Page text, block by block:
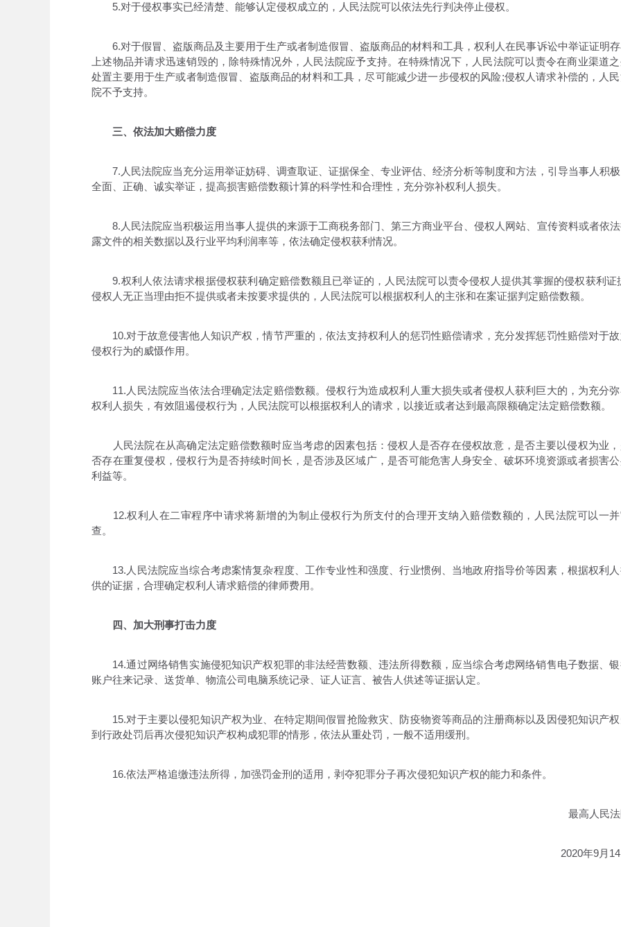
5.对于侵权事实已经清楚、能够认定侵权成立的，人民法院可以依法先行判决停止侵权。
6.对于假冒、盗版商品及主要用于生产或者制造假冒、盗版商品的材料和工具，权利人在民事诉讼中举证证明
上述物品并请求迅速销毁的，除特殊情况外，人民法院应予支持。在特殊情况下，人民法院可以责令在商业渠道
处置主要用于生产或者制造假冒、盗版商品的材料和工具，尽可能减少进一步侵权的风险;侵权人请求补偿的，人
院不予支持。
三、依法加大赔偿力度
7.人民法院应当充分运用举证妨碍、调查取证、证据保全、专业评估、经济分析等制度和方法，引导当事人积
全面、正确、诚实举证，提高损害赔偿数额计算的科学性和合理性，充分弥补权利人损失。
8.人民法院应当积极运用当事人提供的来源于工商税务部门、第三方商业平台、侵权人网站、宣传资料或者依
露文件的相关数据以及行业平均利润率等，依法确定侵权获利情况。
9.权利人依法请求根据侵权获利确定赔偿数额且已举证的，人民法院可以责令侵权人提供其掌握的侵权获利证
侵权人无正当理由拒不提供或者未按要求提供的，人民法院可以根据权利人的主张和在案证据判定赔偿数额。
10.对于故意侵害他人知识产权，情节严重的，依法支持权利人的惩罚性赔偿请求，充分发挥惩罚性赔偿对于
侵权行为的威慑作用。
11.人民法院应当依法合理确定法定赔偿数额。侵权行为造成权利人重大损失或者侵权人获利巨大的，为充分
权利人损失，有效阻遏侵权行为，人民法院可以根据权利人的请求，以接近或者达到最高限额确定法定赔偿数额。
人民法院在从高确定法定赔偿数额时应当考虑的因素包括：侵权人是否存在侵权故意，是否主要以侵权为业
否存在重复侵权，侵权行为是否持续时间长，是否涉及区域广，是否可能危害人身安全、破坏环境资源或者损害
利益等。
12.权利人在二审程序中请求将新增的为制止侵权行为所支付的合理开支纳入赔偿数额的，人民法院可以一
查。
13.人民法院应当综合考虑案情复杂程度、工作专业性和强度、行业惯例、当地政府指导价等因素，根据权利
供的证据，合理确定权利人请求赔偿的律师费用。
四、加大刑事打击力度
14.通过网络销售实施侵犯知识产权犯罪的非法经营数额、违法所得数额，应当综合考虑网络销售电子数据、
账户往来记录、送货单、物流公司电脑系统记录、证人证言、被告人供述等证据认定。
15.对于主要以侵犯知识产权为业、在特定期间假冒抢险救灾、防疫物资等商品的注册商标以及因侵犯知识产
到行政处罚后再次侵犯知识产权构成犯罪的情形，依法从重处罚，一般不适用缓刑。
16.依法严格追缴违法所得，加强罚金刑的适用，剥夺犯罪分子再次侵犯知识产权的能力和条件。
最高人民
2020年9月